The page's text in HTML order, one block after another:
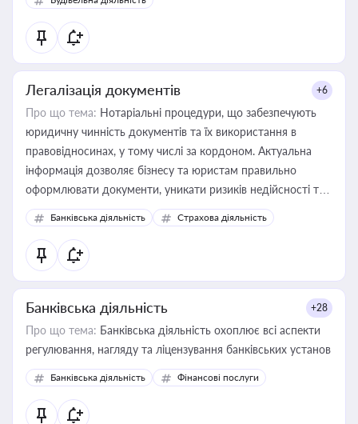
державного майна, корпоративних угод і перевірки
статусу суб'єктів оціночної діяльності
Легалізація документів +6
Про що тема: Нотаріальні процедури, що забезпечують
юридичну чинність документів та їх використання в
правовідносинах, у тому числі за кордоном. Актуальна
інформація дозволяє бізнесу та юристам правильно
оформлювати документи, уникати ризиків недійсності та
забезпечувати їх належне прийняття органами влади та
контрагентами
Банківська діяльність Страхова діяльність
Банківська діяльність +28
Про що тема: Банківська діяльність охоплює всі аспекти
регулювання, нагляду та ліцензування банківських установ
Банківська діяльність Фінансові послуги